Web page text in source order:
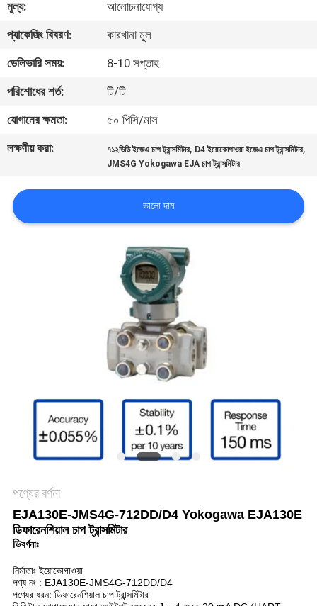
নিয়ন্ত্রণ
আমাদের
সাথে
যোগাযোগ
করুন
উদ্ধৃতির
গোপনীয়তা
মূল্য:
আলোচনাযোগ্য
প্যাকেজিং বিবরণ:
কারখানা মূল
ডেলিভারি সময়:
8-10 সপ্তাহ
পরিশোধের শর্ত:
টি/টি
যোগানের ক্ষমতা:
৫০ পিসি/মাস
লক্ষণীয় করা:
৭১২ডিডি ইজেএ চাপ ট্রান্সমিটার, D4 ইয়োকোগাওয়া ইজেএ চাপ ট্রান্সমিটার,
JMS4G Yokogawa EJA চাপ ট্রান্সমিটার
ভালো দাম
পণ্যের বর্ণনা
EJA130E-JMS4G-712DD/D4 Yokogawa EJA130E
ডিফারেনশিয়াল চাপ ট্রান্সমিটার
ডিবর্ণনাঃ
নির্মাতাঃ ইয়োকোগাওয়া
পণ্য নং : EJA130E-JMS4G-712DD/D4
পণ্যের ধরন: ডিফারেনশিয়াল চাপ ট্রান্সমিটার